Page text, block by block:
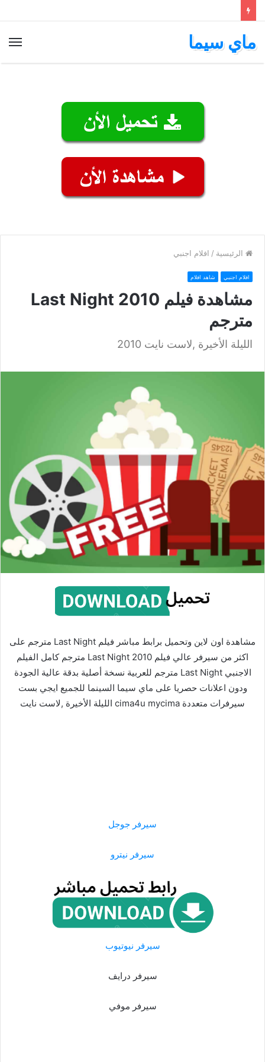
ماي سيما
الرئيسية / افلام اجنبي
افلام اجنبي شاهد افلام
مشاهدة فيلم Last Night 2010
مترجم
الليلة الأخيرة ,لاست نايت 2010
مشاهدة اون لاين وتحميل برابط مباشر فيلم Last Night مترجم على
اكثر من سيرفر عالي فيلم Last Night 2010 مترجم كامل الفيلم
الاجنبي Last Night مترجم للعربية نسخة أصلية بدقة عالية الجودة
ودون اعلانات حصريا على ماي سيما السينما للجميع ايجي بست
سيرفرات متعددة cima4u mycima الليلة الأخيرة ,لاست نايت
سيرفر جوجل
سيرفر نيترو
سيرفر نيوتيوب
سيرفر درايف
سيرفر موفي